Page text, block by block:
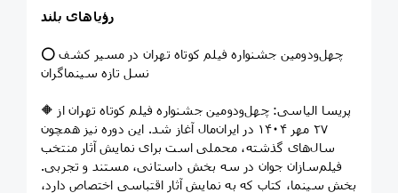
رؤیاهای بلند
⭕️ چهل‌ودومین جشنواره فیلم کوتاه تهران در مسیر کشف
نسل تازه سینماگران
🔶 پریسا الیاسی: چهل‌ودومین جشنواره فیلم کوتاه تهران از
۲۷ مهر ۱۴۰۴ در ایران‌مال آغاز شد. این دوره نیز همچون
سال‌های گذشته، محملی است برای نمایش آثار منتخب
فیلم‌سازان جوان در سه بخش داستانی، مستند و تجربی.
بخش سینما، کتاب که به نمایش آثار اقتباسی اختصاص دارد،